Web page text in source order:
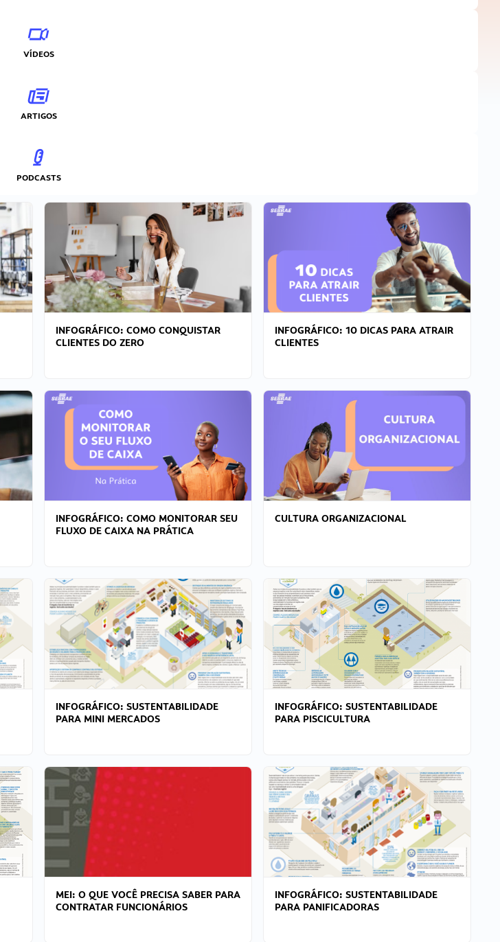
VÍDEOS
ARTIGOS
PODCASTS
INFOGRÁFICO: COMO CONQUISTAR
CLIENTES DO ZERO
INFOGRÁFICO: 10 DICAS PARA ATRAIR
CLIENTES
INFOGRÁFICO: COMO MONITORAR SEU
FLUXO DE CAIXA NA PRÁTICA
CULTURA ORGANIZACIONAL
INFOGRÁFICO: SUSTENTABILIDADE
PARA MINI MERCADOS
INFOGRÁFICO: SUSTENTABILIDADE
PARA PISCICULTURA
MEI: O QUE VOCÊ PRECISA SABER PARA
CONTRATAR FUNCIONÁRIOS
INFOGRÁFICO: SUSTENTABILIDADE
PARA PANIFICADORAS